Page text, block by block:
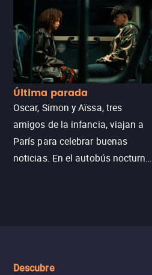
Última parada
Oscar, Simon y Aïssa, tres
amigos de la infancia, viajan a
París para celebrar buenas
noticias. En el autobús nocturno
Descubre